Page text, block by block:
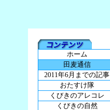
ホーム
田麦通信
2011年6月までの記事
おたすけ隊
くびきのアレコレ
くびきの自然